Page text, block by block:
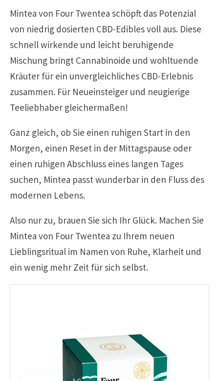
Mintea von Four Twentea schöpft das Potenzial
von niedrig dosierten CBD-Edibles voll aus. Diese
schnell wirkende und leicht beruhigende
Mischung bringt Cannabinoide und wohltuende
Kräuter für ein unvergleichliches CBD-Erlebnis
zusammen. Für Neueinsteiger und neugierige
Teeliebhaber gleichermaßen!
Ganz gleich, ob Sie einen ruhigen Start in den
Morgen, einen Reset in der Mittagspause oder
einen ruhigen Abschluss eines langen Tages
suchen, Mintea passt wunderbar in den Fluss des
modernen Lebens.
Also nur zu, brauen Sie sich Ihr Glück. Machen Sie
Mintea von Four Twentea zu Ihrem neuen
Lieblingsritual im Namen von Ruhe, Klarheit und
ein wenig mehr Zeit für sich selbst.